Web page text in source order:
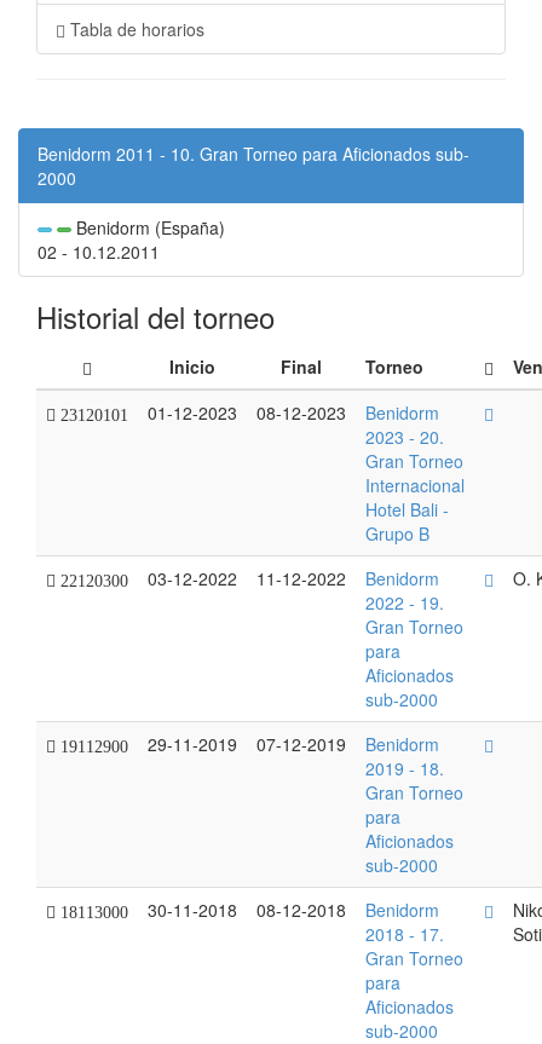
Tabla de horarios
Benidorm 2011 - 10. Gran Torneo para Aficionados sub-
2000
Benidorm (España)
02 - 10.12.2011
Historial del torneo
Inicio Final Torneo
23120101 01-12-2023 08-12-2023
Benidorm
2023 - 20.
Gran Torneo
Internacional
Hotel Bali -
Grupo B
22120300 03-12-2022 11-12-2022
Benidorm
2022 - 19.
Gran Torneo
para
Aficionados
sub-2000
O.
19112900 29-11-2019 07-12-2019
Benidorm
2019 - 18.
Gran Torneo
para
Aficionados
sub-2000
18113000 30-11-2018 08-12-2018
Benidorm
2018 - 17.
Gran Torneo
para
Aficionados
sub-2000